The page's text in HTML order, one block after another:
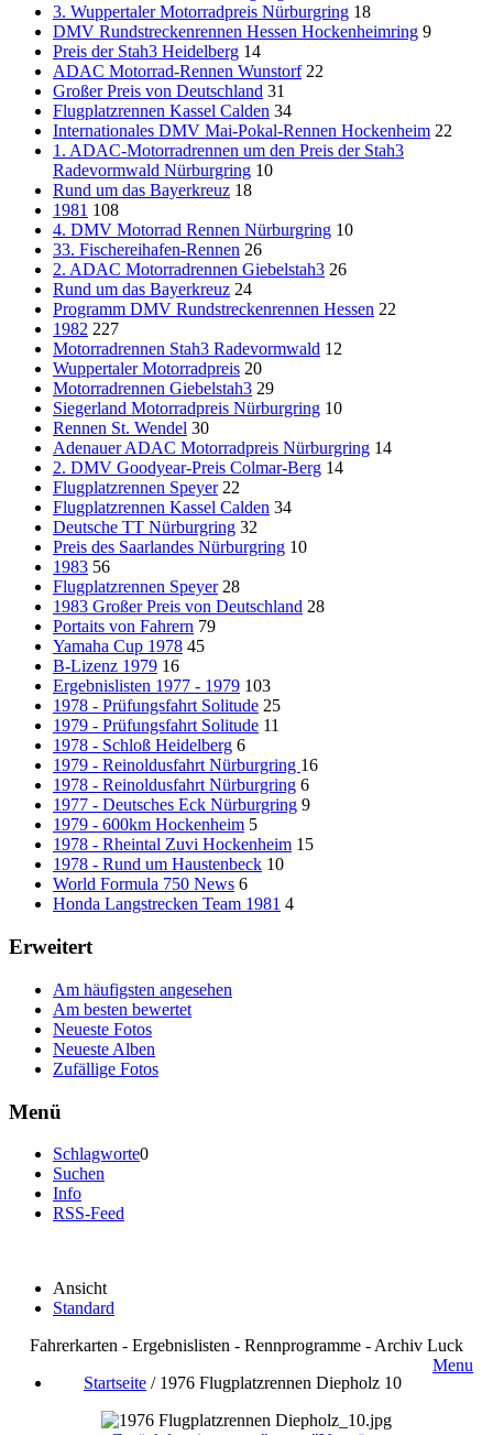
3. Wuppertaler Motorradpreis Nürburgring 18
DMV Rundstreckenrennen Hessen Hockenheimring 9
Preis der Stah3 Heidelberg 14
ADAC Motorrad-Rennen Wunstorf 22
Großer Preis von Deutschland 31
Flugplatzrennen Kassel Calden 34
Internationales DMV Mai-Pokal-Rennen Hockenheim 22
1. ADAC-Motorradrennen um den Preis der Stah3
Radevormwald Nürburgring 10
Rund um das Bayerkreuz 18
1981 108
4. DMV Motorrad Rennen Nürburgring 10
33. Fischereihafen-Rennen 26
2. ADAC Motorradrennen Giebelstah3 26
Rund um das Bayerkreuz 24
Programm DMV Rundstreckenrennen Hessen 22
1982 227
Motorradrennen Stah3 Radevormwald 12
Wuppertaler Motorradpreis 20
Motorradrennen Giebelstah3 29
Siegerland Motorradpreis Nürburgring 10
Rennen St. Wendel 30
Adenauer ADAC Motorradpreis Nürburgring 14
2. DMV Goodyear-Preis Colmar-Berg 14
Flugplatzrennen Speyer 22
Flugplatzrennen Kassel Calden 34
Deutsche TT Nürburgring 32
Preis des Saarlandes Nürburgring 10
1983 56
Flugplatzrennen Speyer 28
1983 Großer Preis von Deutschland 28
Portaits von Fahrern 79
Yamaha Cup 1978 45
B-Lizenz 1979 16
Ergebnislisten 1977 - 1979 103
1978 - Prüfungsfahrt Solitude 25
1979 - Prüfungsfahrt Solitude 11
1978 - Schloß Heidelberg 6
1979 - Reinoldusfahrt Nürburgring 16
1978 - Reinoldusfahrt Nürburgring 6
1977 - Deutsches Eck Nürburgring 9
1979 - 600km Hockenheim 5
1978 - Rheintal Zuvi Hockenheim 15
1978 - Rund um Haustenbeck 10
World Formula 750 News 6
Honda Langstrecken Team 1981 4
Erweitert
Am häufigsten angesehen
Am besten bewertet
Neueste Fotos
Neueste Alben
Zufällige Fotos
Menü
Schlagworte0
Suchen
Info
RSS-Feed
Ansicht
Standard
Fahrerkarten - Ergebnislisten - Rennprogramme - Archiv Luck
Menu
Startseite / 1976 Flugplatzrennen Diepholz 10